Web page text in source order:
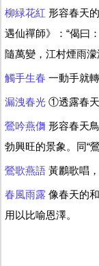
柳緑花紅 形容春天
遇仙禪師》：“偈曰
隨萬變，江村煙雨濛
觸手生春 一動手就
漏洩春光 ①透露春天
鶯吟燕儛 形容春天
勃興旺的景象。同“鶯
鶯歌燕語 黃鸝歌唱
春風雨露 像春天的
用以比喻恩澤。